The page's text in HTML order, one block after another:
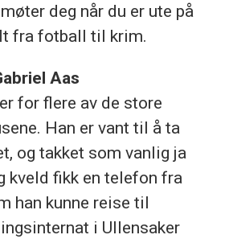
deg når du er ute på
fra fotball til krim.
Aas
for flere av de store
Han er vant til å ta
og takket som vanlig ja
kveld fikk en telefon fra
han kunne reise til
i Ullensaker